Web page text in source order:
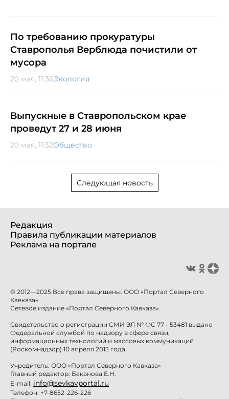
По требованию прокуратуры
Ставрополья Верблюда почистили от
мусора
20 мая, 11:36Экология
Выпускные в Ставропольском крае
проведут 27 и 28 июня
20 мая, 11:32Общество
Следующая новость
Редакция
Правила публикации материалов
Реклама на портале
© 2012—2025 Все права защищены. ООО «Портал Северного
Кавказа»
Сетевое издание «Портал Северного Кавказа».
Свидетельство о регистрации СМИ ЭЛ № ФС 77 - 53481 выдано
Федеральной службой по надзору в сфере связи,
информационных технологий и массовых коммуникаций
(Роскомнадзор) 10 апреля 2013 года.
Учредитель: ООО «Портал Северного Кавказа»
Главный редактор: Баканова Е.Н.
E-mail: info@sevkavportal.ru
Телефон: +7-8652-226-226